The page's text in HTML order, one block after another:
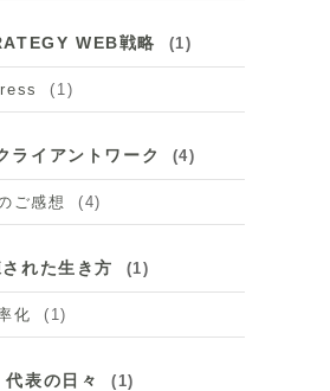
WEB戦略 (1)
(1)
ライアントワーク (4)
ご感想 (4)
れた生き方 (1)
化 (1)
表の日々 (1)